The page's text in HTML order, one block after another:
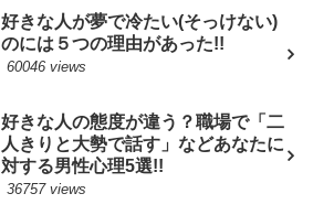
好きな人が夢で冷たい(そっけない)
のには５つの理由があった!!
60046 views
好きな人の態度が違う？職場で「二
人きりと大勢で話す」などあなたに
対する男性心理5選!!
36757 views